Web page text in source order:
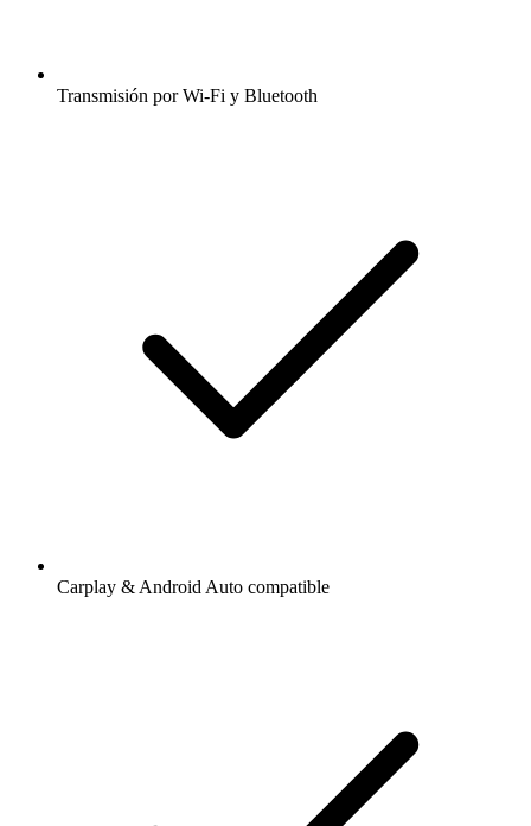
Transmisión por Wi-Fi y Bluetooth
Carplay & Android Auto compatible